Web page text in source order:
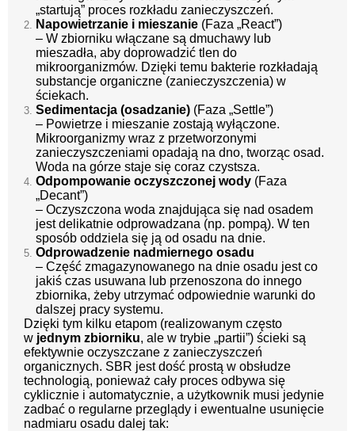
„startują” proces rozkładu zanieczyszczeń.
Napowietrzanie i mieszanie (Faza „React”)
– W zbiorniku włączane są dmuchawy lub
mieszadła, aby doprowadzić tlen do
mikroorganizmów. Dzięki temu bakterie rozkładają
substancje organiczne (zanieczyszczenia) w
ściekach.
Sedimentacja (osadzanie) (Faza „Settle”)
– Powietrze i mieszanie zostają wyłączone.
Mikroorganizmy wraz z przetworzonymi
zanieczyszczeniami opadają na dno, tworząc osad.
Woda na górze staje się coraz czystsza.
Odpompowanie oczyszczonej wody (Faza
„Decant”)
– Oczyszczona woda znajdująca się nad osadem
jest delikatnie odprowadzana (np. pompą). W ten
sposób oddziela się ją od osadu na dnie.
Odprowadzenie nadmiernego osadu
– Część zmagazynowanego na dnie osadu jest co
jakiś czas usuwana lub przenoszona do innego
zbiornika, żeby utrzymać odpowiednie warunki do
dalszej pracy systemu.
Dzięki tym kilku etapom (realizowanym często
w jednym zbiorniku, ale w trybie „partii”) ścieki są
efektywnie oczyszczane z zanieczyszczeń
organicznych. SBR jest dość prostą w obsłudze
technologią, ponieważ cały proces odbywa się
cyklicznie i automatycznie, a użytkownik musi jedynie
zadbać o regularne przeglądy i ewentualne usunięcie
nadmiaru osadu dalej tak: